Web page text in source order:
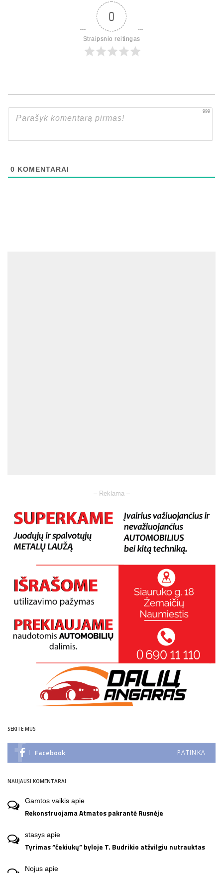
0
Straipsnio reitingas
999
0 KOMENTARAI
– Reklama –
SEKITE MUS
Facebook PATINKA
NAUJAUSI KOMENTARAI
Gamtos vaikis apie
Rekonstruojama Atmatos pakrantė Rusnėje
stasys apie
Tyrimas “čekiukų” byloje T. Budrikio atžvilgiu nutrauktas
Nojus apie